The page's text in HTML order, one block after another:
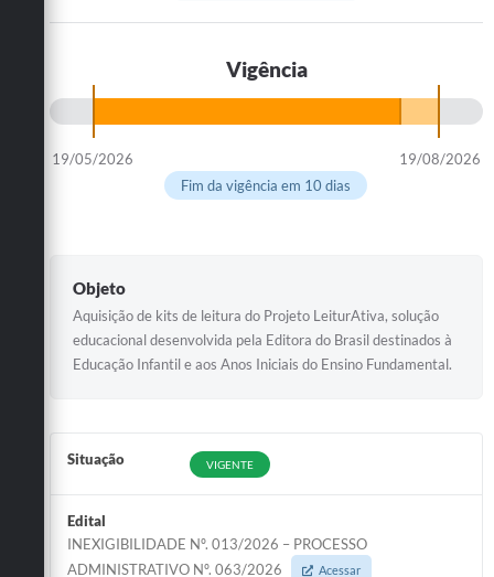
Vigência
19/05/2026
19/08/2026
Fim da vigência em 10 dias
Objeto
Aquisição de kits de leitura do Projeto LeiturAtiva, solução
educacional desenvolvida pela Editora do Brasil destinados à
Educação Infantil e aos Anos Iniciais do Ensino Fundamental.
Situação VIGENTE
Edital
INEXIGIBILIDADE Nº. 013/2026 – PROCESSO
ADMINISTRATIVO Nº. 063/2026
Acessar